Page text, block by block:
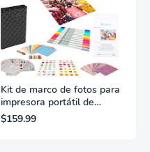
Kit de marco de fotos para
impresora portátil de
fotografías y vídeos
Lifeprint 3x4,5 (blanca)
$159.99